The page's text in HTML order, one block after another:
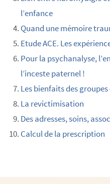
l’enfance
Quand une mémoire
Etude ACE. Les
Pour la psychanalyse,
l’inceste paternel !
Les bienfaits des
La revictimisation
Des adresses, soins,
Calcul de la prescription